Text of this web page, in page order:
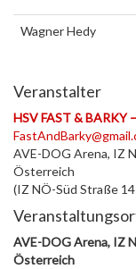
Wagner Hedy
Veranstalter
HSV FAST & BARKY
AVE-DOG Arena, IZ
Österreich
(IZ NÖ-Süd Straße
AVE-DOG Arena, IZ
Österreich